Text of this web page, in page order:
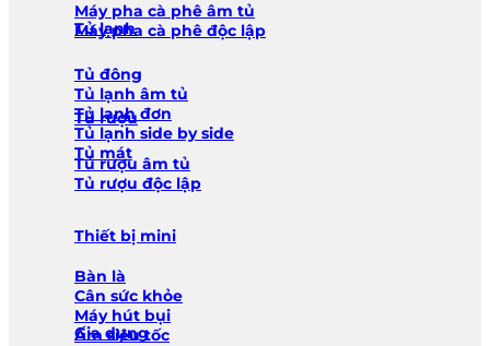
Máy pha cà phê âm tủ
Máy pha cà phê độc lập
Tủ lạnh
Tủ đông
Tủ lạnh âm tủ
Tủ lạnh đơn
Tủ lạnh side by side
Tủ mát
Tủ rượu
Tủ rượu âm tủ
Tủ rượu độc lập
Thiết bị mini
Bàn là
Cân sức khỏe
Máy hút bụi
Ấm siêu tốc
Gia dụng